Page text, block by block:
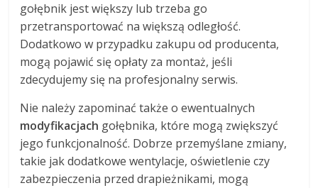
gołębnik jest większy lub trzeba go
przetransportować na większą odległość.
Dodatkowo w przypadku zakupu od producenta,
mogą pojawić się opłaty za montaż, jeśli
zdecydujemy się na profesjonalny serwis.
Nie należy zapominać także o ewentualnych
modyfikacjach gołębnika, które mogą zwiększyć
jego funkcjonalność. Dobrze przemyślane zmiany,
takie jak dodatkowe wentylacje, oświetlenie czy
zabezpieczenia przed drapieżnikami, mogą